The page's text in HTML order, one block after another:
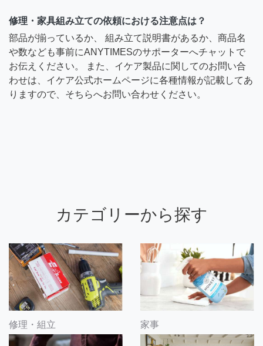
修理・家具組み立ての依頼における注意点は？
部品が揃っているか、 組み立て説明書があるか、商品名
や数なども事前にANYTIMESのサポーターへチャットで
お伝えください。 また、イケア製品に関してのお問い合
わせは、イケア公式ホームページに各種情報が記載してあ
りますので、そちらへお問い合わせください。
カテゴリーから探す
修理・組立 家事